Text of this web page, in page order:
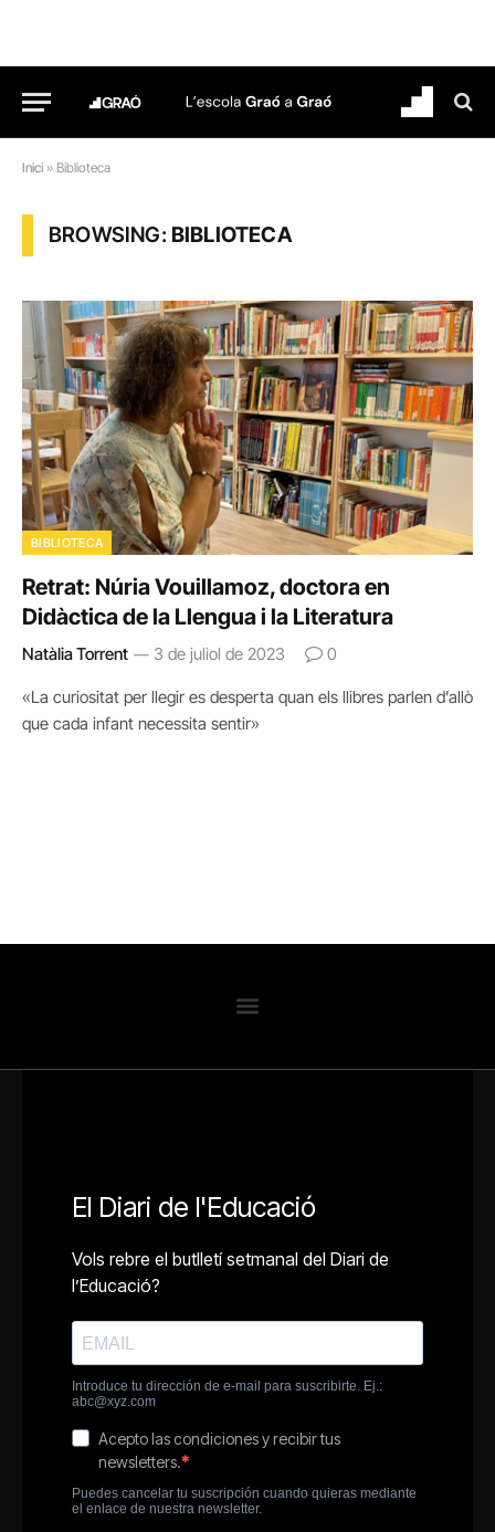
Inici » Biblioteca
BROWSING:BIBLIOTECA
BIBLIOTECA
Retrat: Núria Vouillamoz, doctora en
Didàctica de la Llengua i la Literatura
Natàlia Torrent 3 de juliol de 2023 0
«La curiositat per llegir es desperta quan els llibres parlen d’allò
que cada infant necessita sentir»